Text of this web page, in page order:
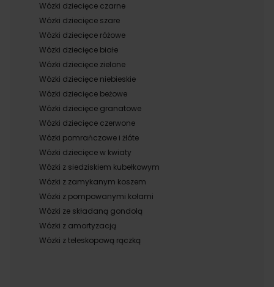
Wózki dziecięce czarne
Wózki dziecięce szare
Wózki dziecięce różowe
Wózki dziecięce białe
Wózki dziecięce zielone
Wózki dziecięce niebieskie
Wózki dziecięce beżowe
Wózki dziecięce granatowe
Wózki dziecięce czerwone
Wózki pomrańczowe i żłóte
Wózki dziecięce w kwiaty
Wózki z siedziskiem kubełkowym
Wózki z zamykanym koszem
Wózki z pompowanymi kołami
Wózki ze składaną gondolą
Wózki z amortyzacją
Wózki z teleskopową rączką